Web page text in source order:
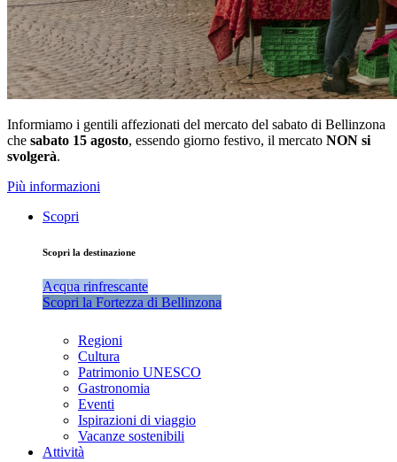
Informiamo i gentili affezionati del mercato del sabato di Bellinzona
che sabato 15 agosto, essendo giorno festivo, il mercato NON si
svolgerà.
Più informazioni
Scopri
Scopri la destinazione
Acqua rinfrescante
Scopri la Fortezza di Bellinzona
Regioni
Cultura
Patrimonio UNESCO
Gastronomia
Eventi
Ispirazioni di viaggio
Vacanze sostenibili
Attività